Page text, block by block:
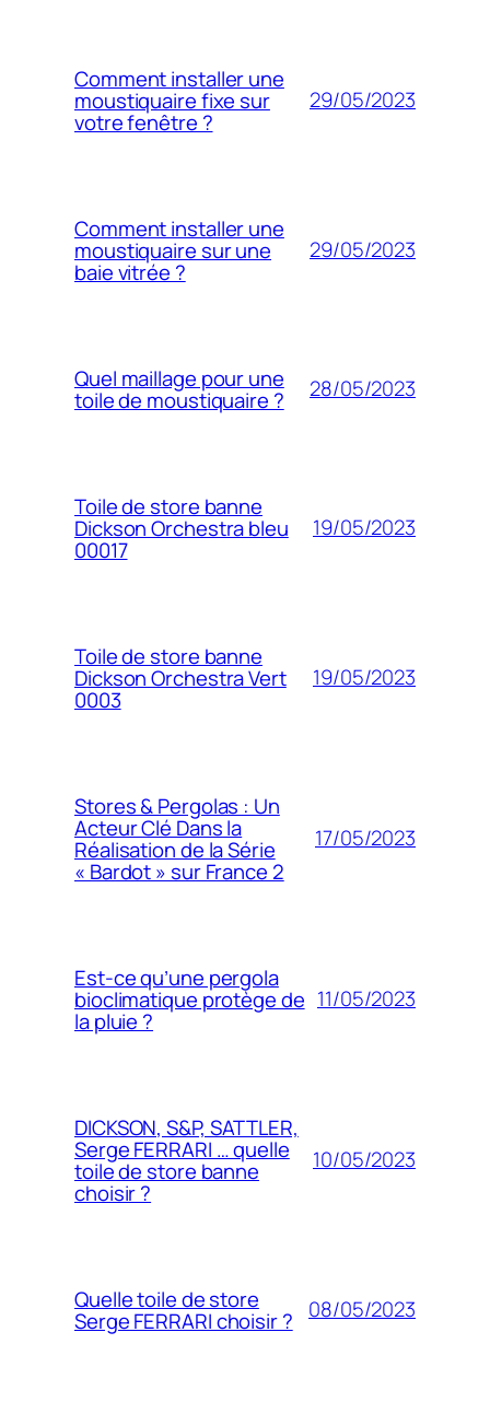
Comment installer une
moustiquaire fixe sur
votre fenêtre ?
29/05/2023
Comment installer une
moustiquaire sur une
baie vitrée ?
29/05/2023
Quel maillage pour une
toile de moustiquaire ? 28/05/2023
Toile de store banne
Dickson Orchestra bleu
00017
19/05/2023
Toile de store banne
Dickson Orchestra Vert
0003
19/05/2023
Stores & Pergolas : Un
Acteur Clé Dans la
Réalisation de la Série
« Bardot » sur France 2
17/05/2023
Est-ce qu’une pergola
bioclimatique protège de
la pluie ?
11/05/2023
DICKSON, S&P, SATTLER,
Serge FERRARI … quelle
toile de store banne
choisir ?
10/05/2023
Quelle toile de store
Serge FERRARI choisir ? 08/05/2023